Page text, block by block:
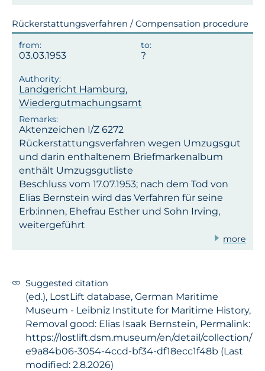
Rückerstattungsverfahren / Compensation procedure
03.03.1953
Landgericht Hamburg,
Wiedergutmachungsamt
Aktenzeichen I/Z 6272
Rückerstattungsverfahren wegen Umzugsgut
und darin enthaltenem Briefmarkenalbum
enthält Umzugsgutliste
Beschluss vom 17.07.1953; nach dem Tod von
Elias Bernstein wird das Verfahren für seine
Erb:innen, Ehefrau Esther und Sohn Irving,
weitergeführt
more
Suggested citation
(ed.), LostLift database, German Maritime
Museum - Leibniz Institute for Maritime History,
Removal good: Elias Isaak Bernstein, Permalink:
https://lostlift.dsm.museum/en/detail/collection/
e9a84b06-3054-4ccd-bf34-df18ecc1f48b (Last
modified: 2.8.2026)